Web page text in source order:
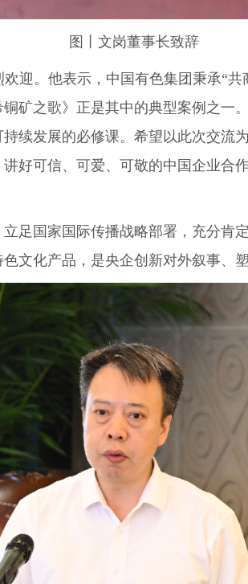
图丨文岗董事长致辞
迎。他表示，中国有色集团秉承“
矿之歌》正是其中的典型案例之一
续发展的必修课。希望以此次交流
好可信、可爱、可敬的中国企业合
足国家国际传播战略部署，充分肯
文化产品，是央企创新对外叙事、